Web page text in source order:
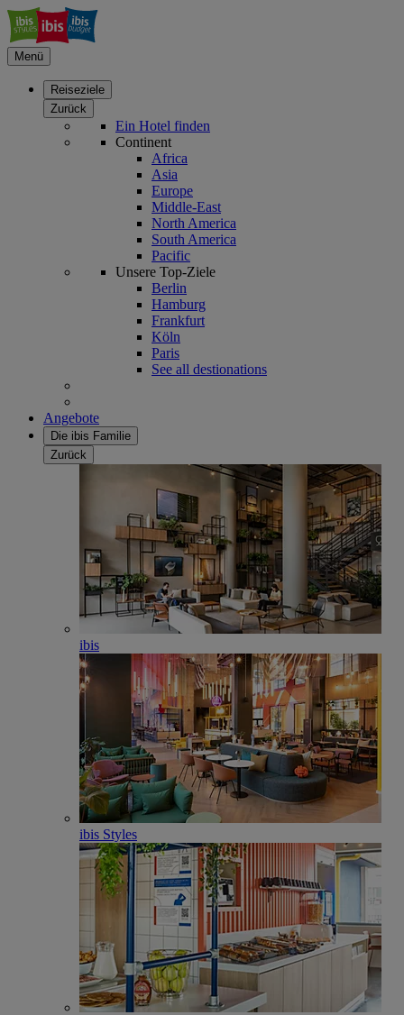
Menü
Reiseziele
Zurück
Ein Hotel finden
Continent
Africa
Asia
Europe
Middle-East
North America
South America
Pacific
Unsere Top-Ziele
Berlin
Hamburg
Frankfurt
Köln
Paris
See all destionations
Angebote
Die ibis Familie
Zurück
ibis
ibis Styles